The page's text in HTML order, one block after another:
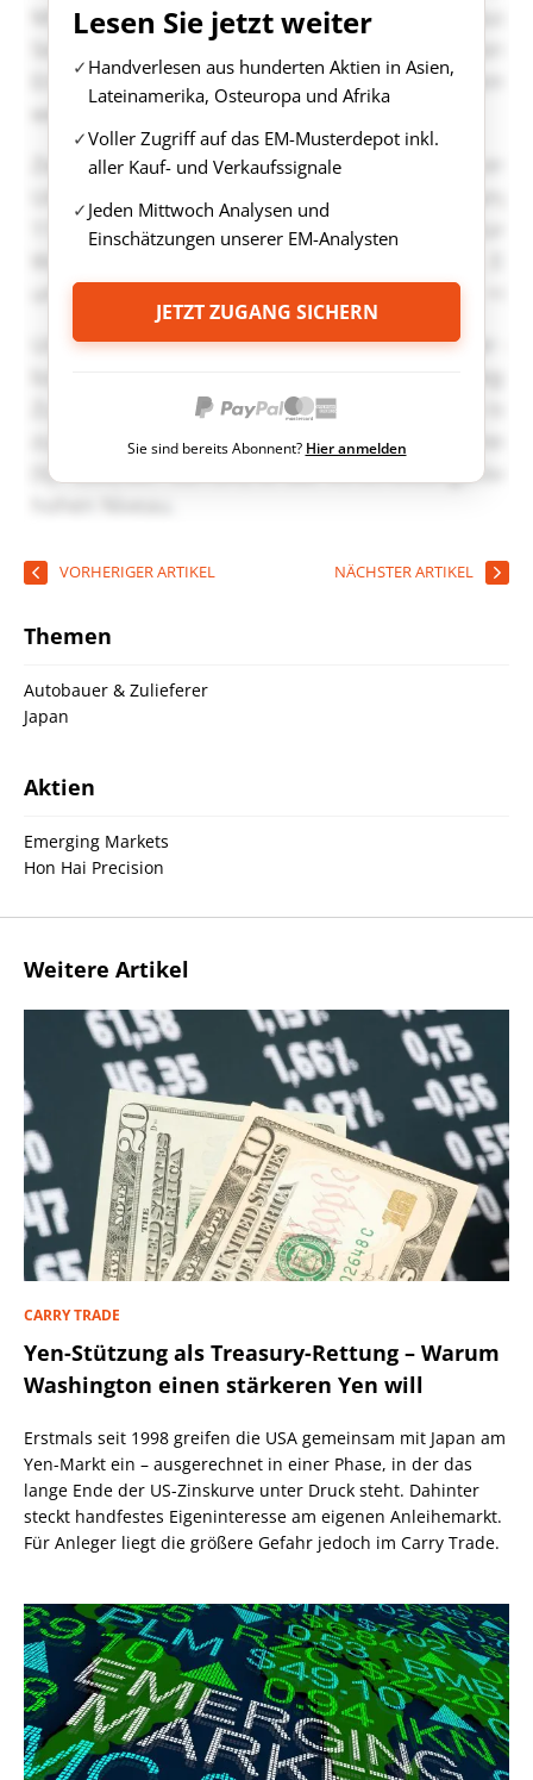
Lesen Sie jetzt weiter
Handverlesen aus hunderten Aktien in Asien,
Lateinamerika, Osteuropa und Afrika
Voller Zugriff auf das EM-Musterdepot inkl.
aller Kauf- und Verkaufssignale
Jeden Mittwoch Analysen und
Einschätzungen unserer EM-Analysten
JETZT ZUGANG SICHERN
Sie sind bereits Abonnent? Hier anmelden
VORHERIGER ARTIKEL NÄCHSTER ARTIKEL
Themen
Autobauer & Zulieferer
Japan
Aktien
Emerging Markets
Hon Hai Precision
Weitere Artikel
CARRY TRADE
Yen-Stützung als Treasury-Rettung – Warum
Washington einen stärkeren Yen will
Erstmals seit 1998 greifen die USA gemeinsam mit Japan am
Yen-Markt ein – ausgerechnet in einer Phase, in der das
lange Ende der US-Zinskurve unter Druck steht. Dahinter
steckt handfestes Eigeninteresse am eigenen Anleihemarkt.
Für Anleger liegt die größere Gefahr jedoch im Carry Trade.